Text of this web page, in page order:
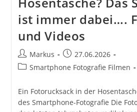
ist immer dabei….
und Videos
Beitrags-
Autor:
Markus
Beitrag
veröffentlicht:
27.06.2026
Beitrags-
Smartphone Fotografie Filmen
Ein Fotorucksack in der
des Smartphone-Fotografie Die